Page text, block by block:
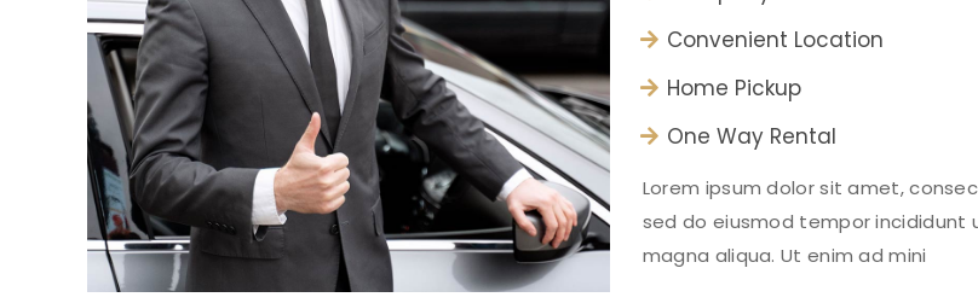
Convenient Location
Home Pickup
One Way Rental
Lorem ipsum dolor sit amet,
sed do eiusmod tempor incididunt
magna aliqua. Ut enim ad mini